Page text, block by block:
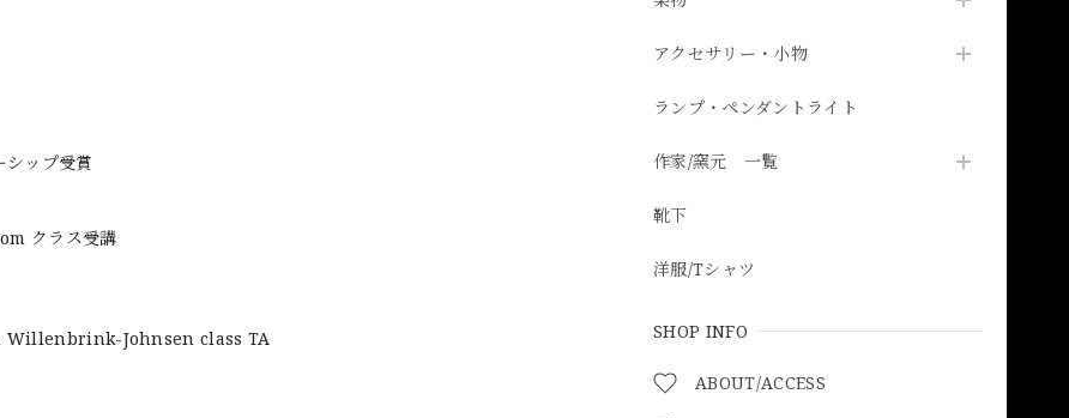
アクセサリー・小物
ランプ・ペンダントライト
作家/窯元 一覧
靴下
洋服/Tシャツ
SHOP INFO
ABOUT/ACCESS
シップ受賞
クラス受講
Johnsen class TA